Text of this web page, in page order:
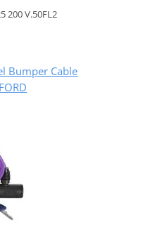
200 V.50FL2
Bumper Cable